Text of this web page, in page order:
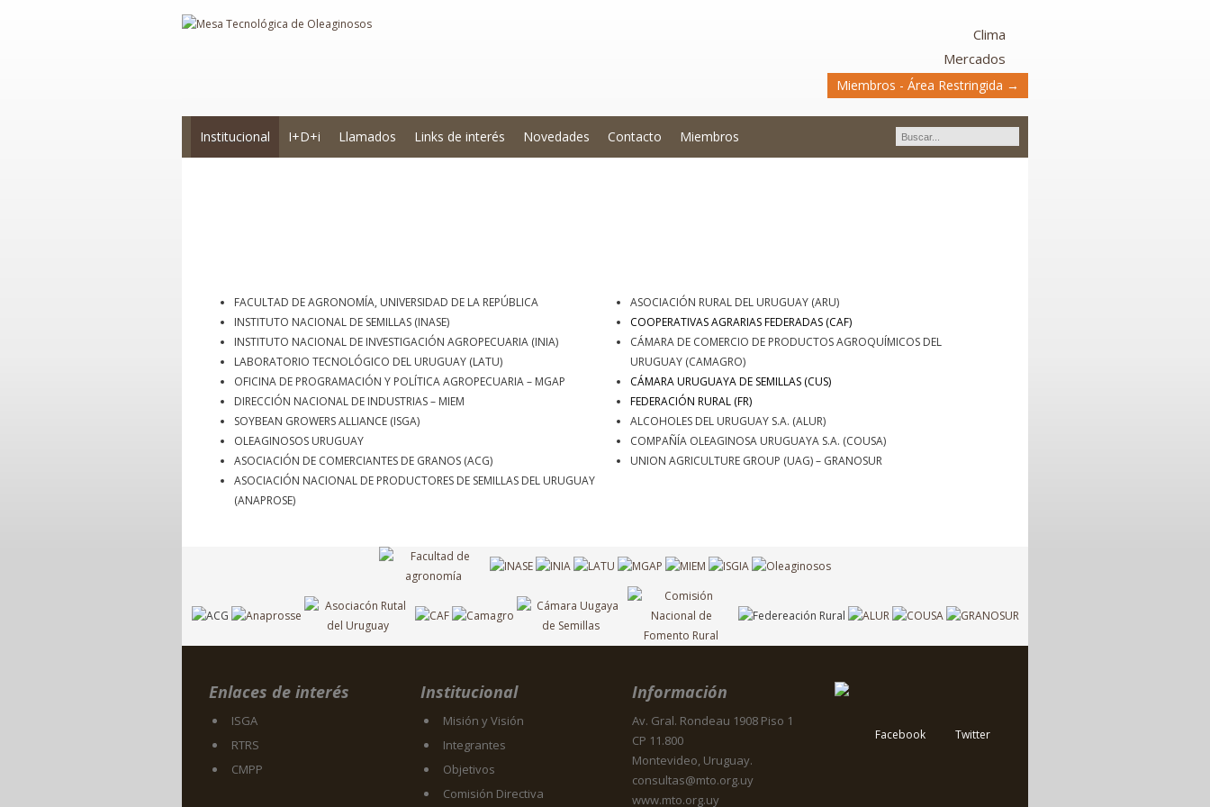
Clima
Mercados
Miembros - Área Restringida →
Institucional I+D+i Llamados Links de interés Novedades Contacto Miembros
FACULTAD DE AGRONOMÍA, UNIVERSIDAD DE LA REPÚBLICA
INSTITUTO NACIONAL DE SEMILLAS (INASE)
INSTITUTO NACIONAL DE INVESTIGACIÓN AGROPECUARIA (INIA)
LABORATORIO TECNOLÓGICO DEL URUGUAY (LATU)
OFICINA DE PROGRAMACIÓN Y POLÍTICA AGROPECUARIA – MGAP
DIRECCIÓN NACIONAL DE INDUSTRIAS – MIEM
SOYBEAN GROWERS ALLIANCE (ISGA)
OLEAGINOSOS URUGUAY
ASOCIACIÓN DE COMERCIANTES DE GRANOS (ACG)
ASOCIACIÓN NACIONAL DE PRODUCTORES DE SEMILLAS DEL URUGUAY
(ANAPROSE)
ASOCIACIÓN RURAL DEL URUGUAY (ARU)
COOPERATIVAS AGRARIAS FEDERADAS (CAF)
CÁMARA DE COMERCIO DE PRODUCTOS AGROQUÍMICOS DEL
URUGUAY (CAMAGRO)
CÁMARA URUGUAYA DE SEMILLAS (CUS)
FEDERACIÓN RURAL (FR)
ALCOHOLES DEL URUGUAY S.A. (ALUR)
COMPAÑÍA OLEAGINOSA URUGUAYA S.A. (COUSA)
UNION AGRICULTURE GROUP (UAG) – GRANOSUR
Enlaces de interés
ISGA
RTRS
CMPP
Institucional
Misión y Visión
Integrantes
Objetivos
Comisión Directiva
Información
Av. Gral. Rondeau 1908 Piso 1
CP 11.800
Montevideo, Uruguay.
consultas@mto.org.uy
www.mto.org.uy
Facebook Twitter